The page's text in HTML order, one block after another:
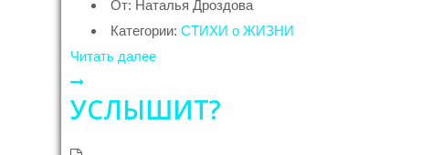
От: Наталья Дроздова
Категории: СТИХИ о ЖИЗНИ
Читать далее
УСЛЫШИТ?